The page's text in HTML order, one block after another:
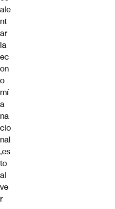
ale
nt
ar
la
ec
on
o
mí
a
na
cio
nal
,es
to
al
ve
r